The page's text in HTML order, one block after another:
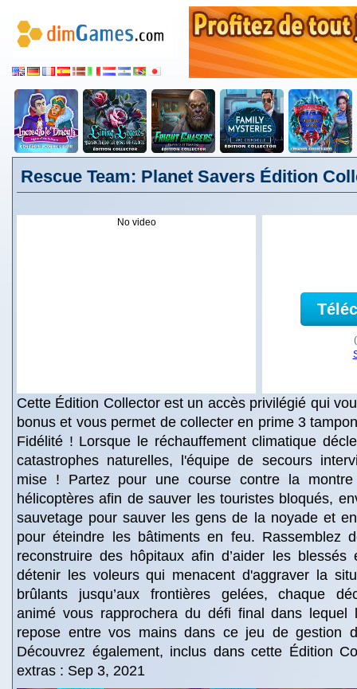
Rescue Team: Planet Savers Édition
No video
Cette Édition Collector est un accès privilégié qui
bonus et vous permet de collecter en prime 3
Fidélité ! Lorsque le réchauffement climatique
catastrophes naturelles, l'équipe de secours
mise ! Partez pour une course contre la
hélicoptères afin de sauver les touristes bloqués,
sauvetage pour sauver les gens de la noyade et
pour éteindre les bâtiments en feu. Rassemblez
reconstruire des hôpitaux afin d’aider les
détenir les voleurs qui menacent d'aggraver la
brûlants jusqu’aux frontières gelées, chaque
animé vous rapprochera du défi final dans lequel
repose entre vos mains dans ce jeu de gestion
Découvrez également, inclus dans cette Édition
extras : Sep 3, 2021